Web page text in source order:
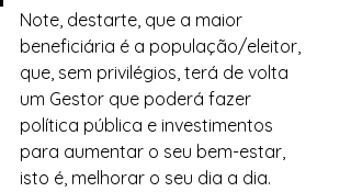
Note, destarte, que a maior
beneficiária é a população/eleitor,
que, sem privilégios, terá de volta
um Gestor que poderá fazer
política pública e investimentos
para aumentar o seu bem-estar,
isto é, melhorar o seu dia a dia.